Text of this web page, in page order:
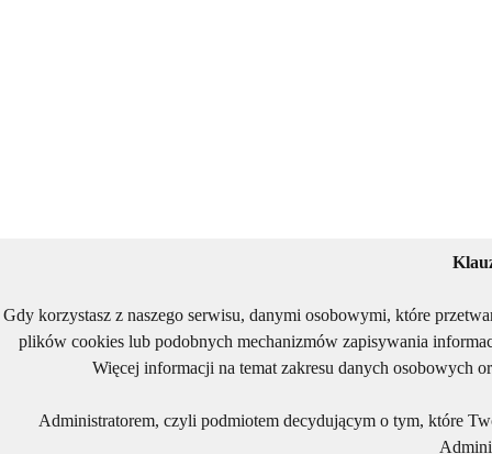
Gdy korzystasz z naszego serwisu, danymi osobowymi, które
plików cookies lub podobnych mechanizmów zapisywania
Więcej informacji na temat zakresu danych osobowych
Administratorem, czyli podmiotem decydującym o tym, które